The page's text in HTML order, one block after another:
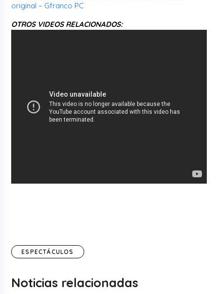
original – Gfranco PC
OTROS VIDEOS RELACIONADOS:
ESPECTÁCULOS
Noticias relacionadas